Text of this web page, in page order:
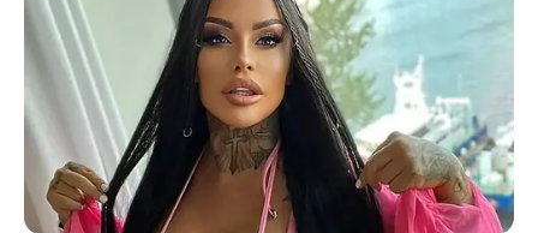
посериозно од нас, од производство на
козјо млеко и сирење, производство на мед
и јајца, па дури тоа може и да му биде
главна дејност.